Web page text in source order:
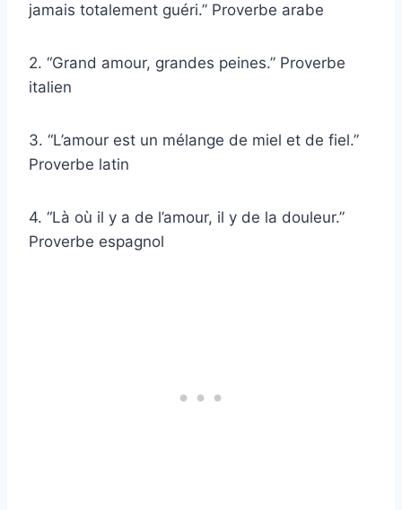
jamais totalement guéri.” Proverbe arabe
2. “Grand amour, grandes peines.” Proverbe
italien
3. “L’amour est un mélange de miel et de fiel.”
Proverbe latin
4. “Là où il y a de l’amour, il y de la douleur.”
Proverbe espagnol